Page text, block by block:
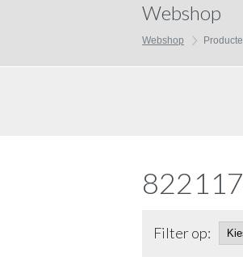
Webshop
Webshop
Filter op: